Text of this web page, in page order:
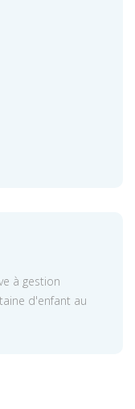
à gestion
d'enfant au